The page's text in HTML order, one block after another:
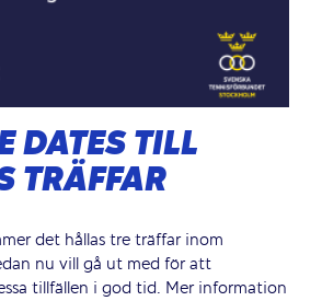
DATES TILL
TRÄFFAR
det hållas tre träffar inom
nu vill gå ut med för att
tillfällen i god tid. Mer information